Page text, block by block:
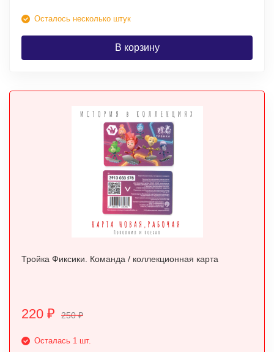
Осталось несколько штук
В корзину
Тройка Фиксики. Команда / коллекционная карта
220 ₽ 250₽
Осталась 1 шт.